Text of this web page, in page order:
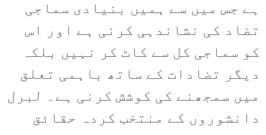
ہے جس میں سے ہمیں بنیادی سماجی
تضاد کی نشاندہی کرنی ہے اور اس
کو سماجی کل سے کاٹ کر نہیں بلکہ
دیگر تضادات کے ساتھ باہمی تعلق
میں سمجھنے کی کوشش کرنی ہے۔ لبرل
دانشوروں کے منتخب کردہ حقائق